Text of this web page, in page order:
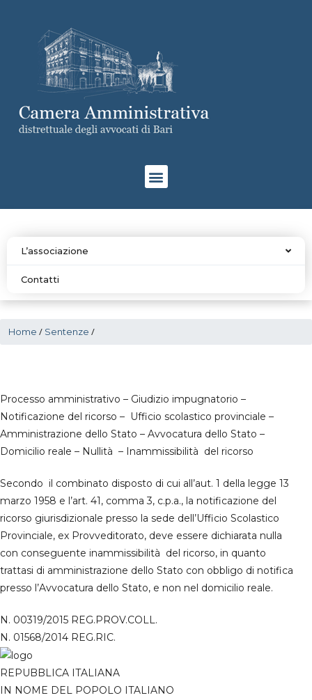
L’associazione
Contatti
Home / Sentenze /
Processo amministrativo – Giudizio impugnatorio –
Notificazione del ricorso – Ufficio scolastico provinciale –
Amministrazione dello Stato – Avvocatura dello Stato –
Domicilio reale – Nullità – Inammissibilità del ricorso
Secondo il combinato disposto di cui all’aut. 1 della legge 13
marzo 1958 e l’art. 41, comma 3, c.p.a., la notificazione del
ricorso giurisdizionale presso la sede dell’Ufficio Scolastico
Provinciale, ex Provveditorato, deve essere dichiarata nulla
con conseguente inammissibilità del ricorso, in quanto
trattasi di amministrazione dello Stato con obbligo di notifica
presso l’Avvocatura dello Stato, e non nel domicilio reale.
N. 00319/2015 REG.PROV.COLL.
N. 01568/2014 REG.RIC.
REPUBBLICA ITALIANA
IN NOME DEL POPOLO ITALIANO